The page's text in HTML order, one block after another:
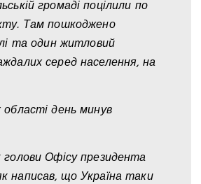
громаді поцілили по
Там пошкоджено
та один житловий
серед населення, на
день минув
голови Офісу президента
написав, що Україна таки